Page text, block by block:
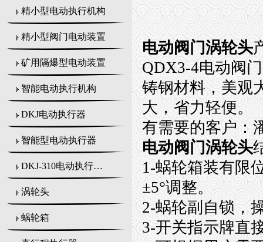
精小型电动执行机构
精小型阀门电动装置
矿用隔爆型电动装置
智能电动执行机构
DKJ电动执行器
智能型电动执行器
DKJ-310电动执行机构
涡轮头
蜗轮箱
电动阀门涡轮头
QDX3-4电动阀
铸钢材料，美观
大，省力轻便。
有需要的客户：
电动阀门涡轮头
1-蜗轮箱装有限
±5°调整。
2-蜗轮副自锁，
3-开关指示牌直